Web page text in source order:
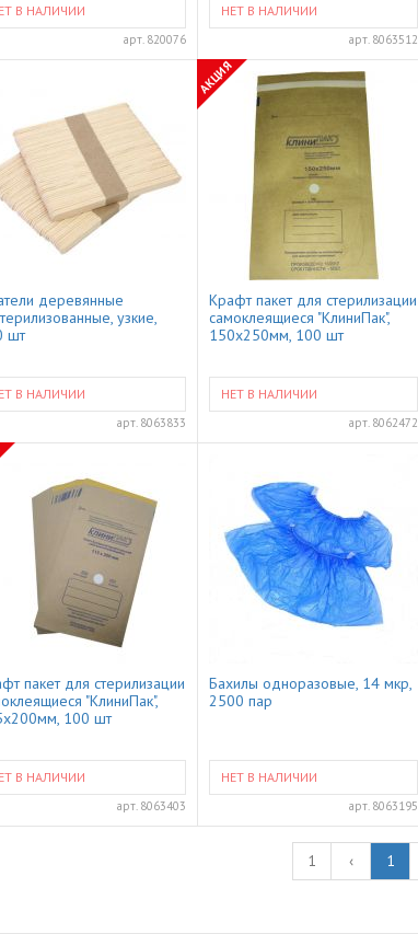
В НАЛИЧИИ
арт. 820076
НЕТ В НАЛИЧИИ
арт. 8063512
деревянные
узкие,
шт
В НАЛИЧИИ
арт. 8063833
АКЦИЯ
Крафт пакет для стерилизации
самоклеящиеся "КлиниПак",
150x250мм, 100 шт
НЕТ В НАЛИЧИИ
арт. 8062472
пакет для стерилизации
"КлиниПак",
100 шт
В НАЛИЧИИ
арт. 8063403
Бахилы одноразовые, 14 мкр,
2500 пар
НЕТ В НАЛИЧИИ
арт. 8063195
1 ‹ 1